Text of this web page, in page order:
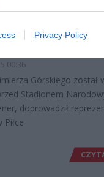
Privacy Policy
00:36
Górskiego został
Stadionem
doprowadził